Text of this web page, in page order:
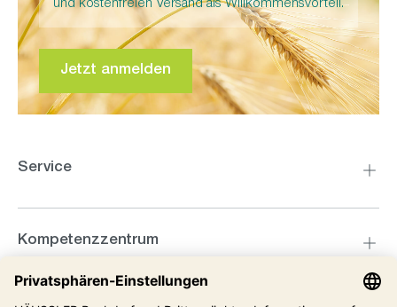
und kostenfreien Versand als Willkommensvorteil.
Jetzt anmelden
Service
Kompetenzzentrum